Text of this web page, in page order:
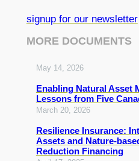
signup for our newsletter
MORE DOCUMENTS
May 14, 2026
Enabling Natural Asset
Lessons from Five
March 20, 2026
Resilience Insurance:
Assets and Nature-
Reduction Financing